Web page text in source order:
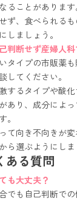
ることがあります
ず、食べられる
しましょう。
判断せず産婦人
タイプの市販薬
してください。
するタイプや酸
あり、成分によ
。
て向き不向きが
ら選ぶようにしま
ある質問
も大丈夫？
でも自己判断で